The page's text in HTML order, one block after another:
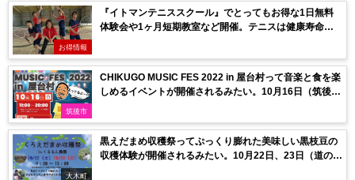
お得情報
『イトマンテニススクール』でとってもお得な1日無料
体験会や1ヶ月短期教室など開催。テニスは健康寿命が
筑後市
CHIKUGO MUSIC FES 2022 in 屋台村って音楽と食を楽
しめるイベントが開催されるみたい。10月16日（筑後
大木町
黒えだまめ収穫祭ってぷっくり膨れた美味しい黒枝豆の
収穫体験が開催されるみたい。10月22日、23日（道の駅